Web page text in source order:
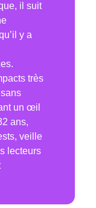
il suit
y a
très
un œil
ans,
veille
lecteurs